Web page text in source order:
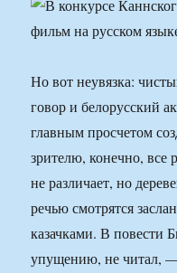
Но вот неувязка:
говор и белорусский
главным просчетом
зрителю, конечно, все
не различает, но
речью смотрятся
казачками. В повести
упущению, не читал, —